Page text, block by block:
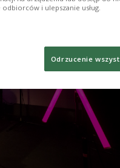
i ulepszanie usług.
Odrzucenie